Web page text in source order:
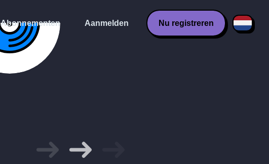
Abonnementen Aanmelden Nu registreren